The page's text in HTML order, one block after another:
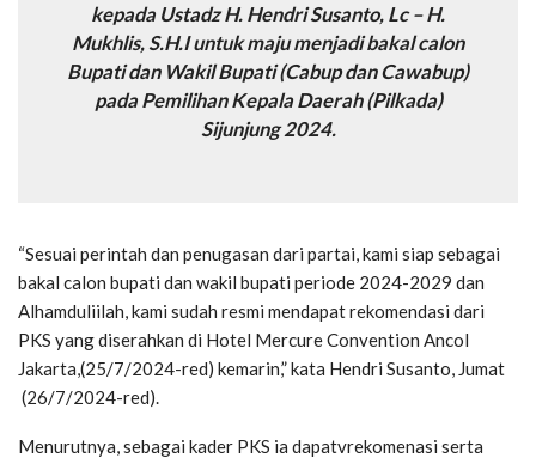
kepada Ustadz H. Hendri Susanto, Lc – H.
Mukhlis, S.H.I untuk maju menjadi bakal calon
Bupati dan Wakil Bupati (Cabup dan Cawabup)
pada Pemilihan Kepala Daerah (Pilkada)
Sijunjung 2024.
“Sesuai perintah dan penugasan dari partai, kami siap sebagai
bakal calon bupati dan wakil bupati periode 2024-2029 dan
Alhamduliilah, kami sudah resmi mendapat rekomendasi dari
PKS yang diserahkan di Hotel Mercure Convention Ancol
Jakarta,(25/7/2024-red) kemarin,” kata Hendri Susanto, Jumat
(26/7/2024-red).
Menurutnya, sebagai kader PKS ia dapatvrekomenasi serta